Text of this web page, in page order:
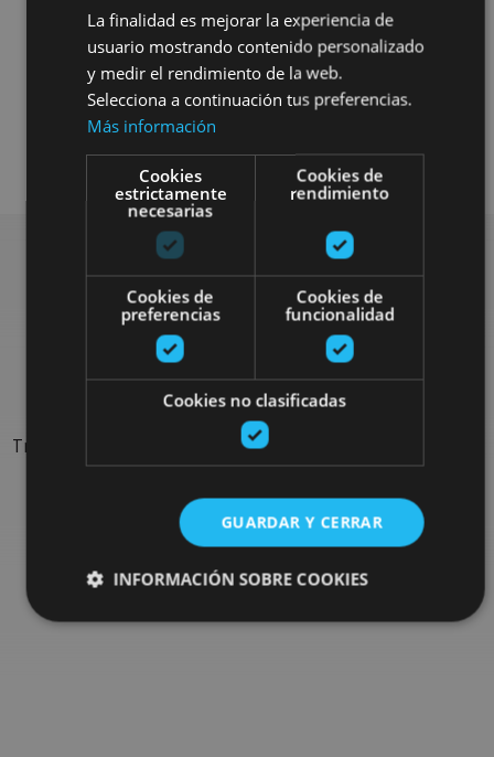
Gastronomía
Rechercher plus de
sorties
Trouvez des sorties et des propositions pour compléter votre
séjour en Navarre : activités organisées, visites et les
évènements-phares de l'agenda
Allez au navigateur de sorties
La finalidad es mejorar la experiencia de
usuario mostrando contenido personalizado
y medir el rendimiento de la web.
Selecciona a continuación tus preferencias.
Más información
Cookies
estrictamente
necesarias
Cookies de
rendimiento
Cookies de
preferencias
Cookies de
funcionalidad
Cookies no clasificadas
GUARDAR Y CERRAR
INFORMACIÓN SOBRE COOKIES